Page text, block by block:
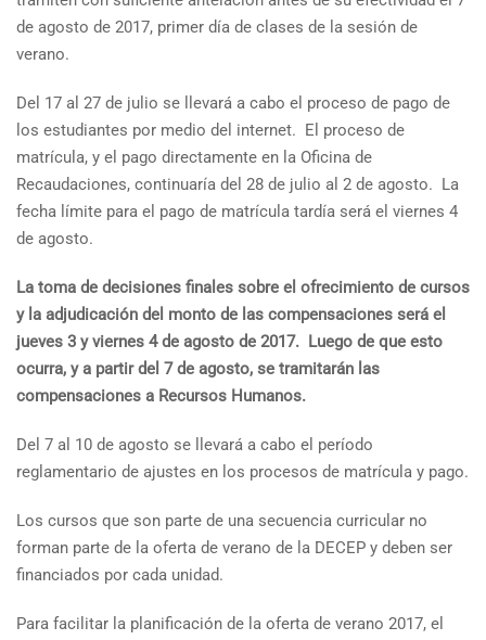
de agosto de 2017, primer día de clases de la sesión de
verano.
Del 17 al 27 de julio se llevará a cabo el proceso de pago de
los estudiantes por medio del internet. El proceso de
matrícula, y el pago directamente en la Oficina de
Recaudaciones, continuaría del 28 de julio al 2 de agosto. La
fecha límite para el pago de matrícula tardía será el viernes 4
de agosto.
La toma de decisiones finales sobre el ofrecimiento de cursos
y la adjudicación del monto de las compensaciones será el
jueves 3 y viernes 4 de agosto de 2017. Luego de que esto
ocurra, y a partir del 7 de agosto, se tramitarán las
compensaciones a Recursos Humanos.
Del 7 al 10 de agosto se llevará a cabo el período
reglamentario de ajustes en los procesos de matrícula y pago.
Los cursos que son parte de una secuencia curricular no
forman parte de la oferta de verano de la DECEP y deben ser
financiados por cada unidad.
Para facilitar la planificación de la oferta de verano 2017, el